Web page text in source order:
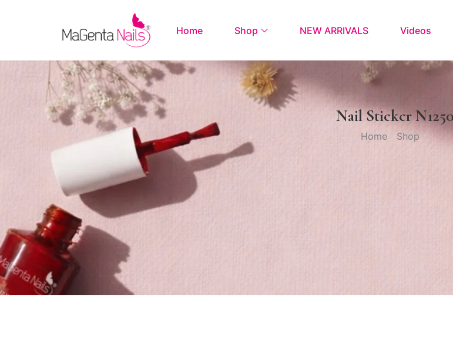
Home Shop NEW ARRIVALS Videos
Nail Sticker N1250
Home / Shop /